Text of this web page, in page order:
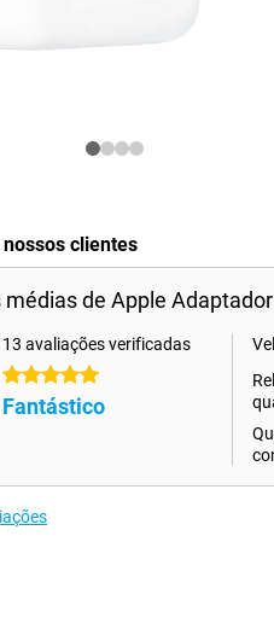
clientes
de Apple Adaptador
13 avaliações verificadas
5 estrelas
Fantástico